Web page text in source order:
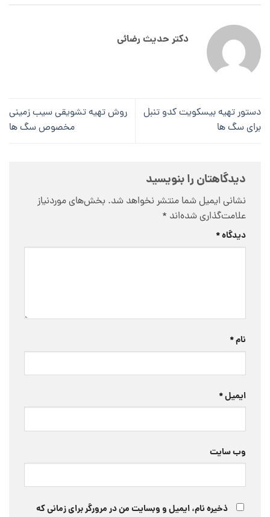
دکتر حدیث رضائی
دستور تهیه بیسکویت کدو تنبل
برای سگ ها
روش تهیه تشویقی سیب زمینی
مخصوص سگ ها
دیدگاهتان را بنویسید
نشانی ایمیل شما منتشر نخواهد شد. بخش‌های موردنیاز
علامت‌گذاری شده‌اند *
دیدگاه*
نام*
ایمیل*
وب‌ سایت
ذخیره نام، ایمیل و وبسایت من در مرورگر برای زمانی که